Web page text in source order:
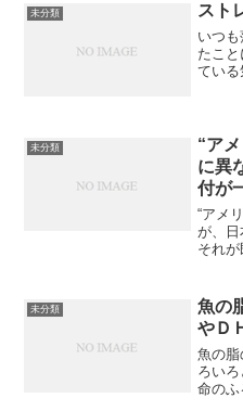
未分類 スト
いつ
たこ
ている
暗い
未分類
“ア
に異
付が
って
問題
「お
を見
その
る。
25
“アメ
が、日
それ
こまで
ると
未分類
魚の
やＤ
魚の脂
ろい
命のふ